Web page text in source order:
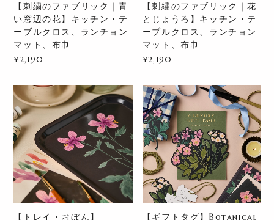
【刺繍のファブリック｜青
い窓辺の花】キッチン・テ
ーブルクロス、ランチョン
マット、布巾
¥2,190
【刺繍のファブリック｜花
とじょうろ】キッチン・テ
ーブルクロス、ランチョン
マット、布巾
¥2,190
【トレイ・おぼん】
【ギフトタグ】Botanical